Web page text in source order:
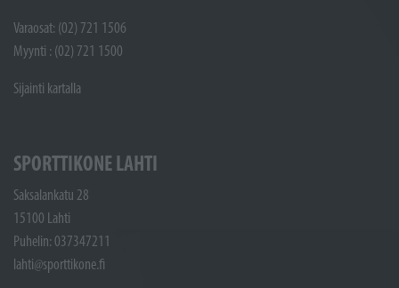
Varaosat: (02) 721 1506
Myynti : (02) 721 1500
Sijainti kartalla
SPORTTIKONE LAHTI
Saksalankatu 28
15100 Lahti
Puhelin: 037347211
lahti@sporttikone.fi